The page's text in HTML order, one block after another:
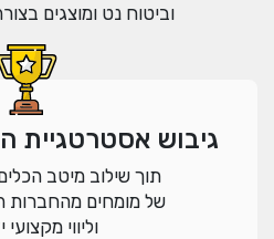
וביטוח נט ומוצגים
גיבוש
תוך שילוב מיטב
של מומחים מהחברות
וליווי מקצועי